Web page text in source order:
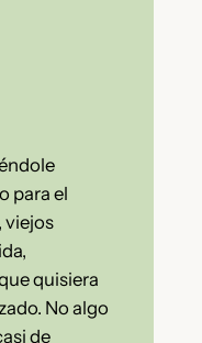
para el
viejos
quisiera
No algo
de